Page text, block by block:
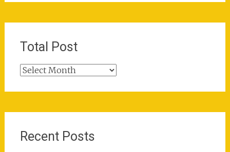
Total Post
Total
Recent Posts